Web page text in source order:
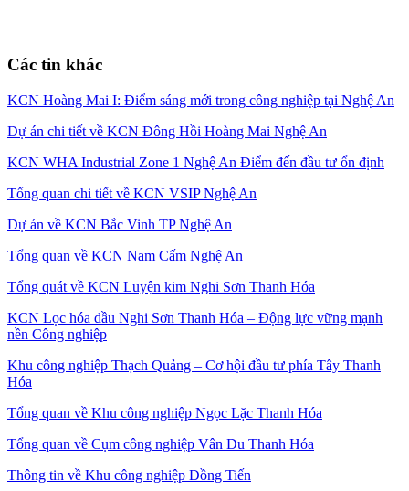
Các tin khác
KCN Hoàng Mai I: Điểm sáng mới trong công nghiệp tại Nghệ An
Dự án chi tiết về KCN Đông Hồi Hoàng Mai Nghệ An
KCN WHA Industrial Zone 1 Nghệ An Điểm đến đầu tư ổn định
Tổng quan chi tiết về KCN VSIP Nghệ An
Dự án về KCN Bắc Vinh TP Nghệ An
Tổng quan về KCN Nam Cấm Nghệ An
Tổng quát về KCN Luyện kim Nghi Sơn Thanh Hóa
KCN Lọc hóa dầu Nghi Sơn Thanh Hóa – Động lực vững mạnh
nền Công nghiệp
Khu công nghiệp Thạch Quảng – Cơ hội đầu tư phía Tây Thanh
Hóa
Tổng quan về Khu công nghiệp Ngọc Lặc Thanh Hóa
Tổng quan về Cụm công nghiệp Vân Du Thanh Hóa
Thông tin về Khu công nghiệp Đồng Tiến